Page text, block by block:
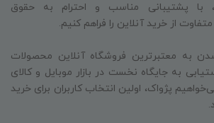
با پشتیبانی مناسب و احترام به حقوق
از خرید آنلاین را فراهم کنیم.
به معتبرترین فروشگاه آنلاین محصولات
به جایگاه نخست در بازار موبایل و کالای
پژواک، اولین انتخاب کاربران برای خرید